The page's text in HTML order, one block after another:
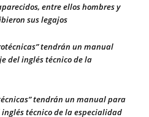
entre ellos hombres y
sus legajos
tendrán un manual
del inglés técnico de la
tendrán un manual para
técnico de la especialidad